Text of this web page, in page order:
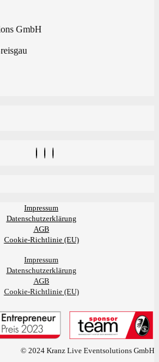
GmbH
Impressum
Datenschutzerklärung
AGB
Cookie-Richtlinie (EU)
Impressum
Datenschutzerklärung
AGB
Cookie-Richtlinie (EU)
© 2024 Kranz Live Eventsolutions GmbH